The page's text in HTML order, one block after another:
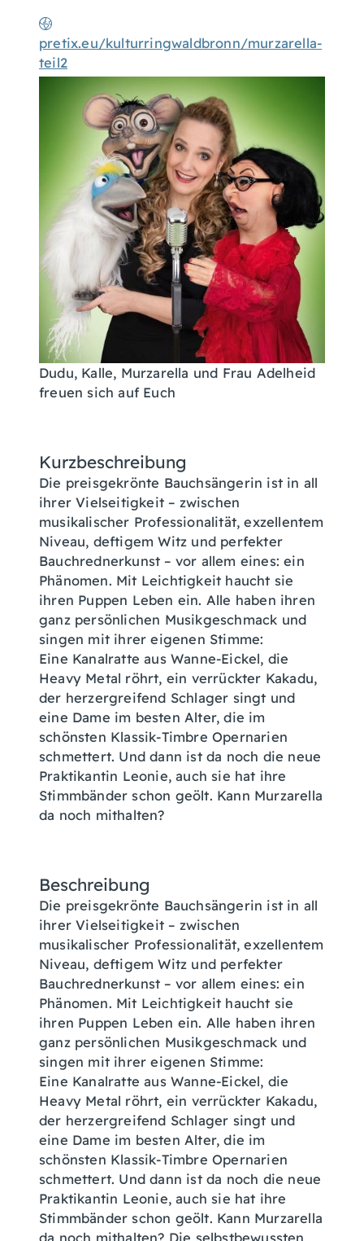
pretix.eu/kulturringwaldbronn/murzarella-
teil2
Dudu, Kalle, Murzarella und Frau Adelheid
freuen sich auf Euch
Kurzbeschreibung
Die preisgekrönte Bauchsängerin ist in all
ihrer Vielseitigkeit – zwischen
musikalischer Professionalität, exzellentem
Niveau, deftigem Witz und perfekter
Bauchrednerkunst – vor allem eines: ein
Phänomen. Mit Leichtigkeit haucht sie
ihren Puppen Leben ein. Alle haben ihren
ganz persönlichen Musikgeschmack und
singen mit ihrer eigenen Stimme:
Eine Kanalratte aus Wanne-Eickel, die
Heavy Metal röhrt, ein verrückter Kakadu,
der herzergreifend Schlager singt und
eine Dame im besten Alter, die im
schönsten Klassik-Timbre Opernarien
schmettert. Und dann ist da noch die neue
Praktikantin Leonie, auch sie hat ihre
Stimmbänder schon geölt. Kann Murzarella
da noch mithalten?
Beschreibung
Die preisgekrönte Bauchsängerin ist in all
ihrer Vielseitigkeit – zwischen
musikalischer Professionalität, exzellentem
Niveau, deftigem Witz und perfekter
Bauchrednerkunst – vor allem eines: ein
Phänomen. Mit Leichtigkeit haucht sie
ihren Puppen Leben ein. Alle haben ihren
ganz persönlichen Musikgeschmack und
singen mit ihrer eigenen Stimme:
Eine Kanalratte aus Wanne-Eickel, die
Heavy Metal röhrt, ein verrückter Kakadu,
der herzergreifend Schlager singt und
eine Dame im besten Alter, die im
schönsten Klassik-Timbre Opernarien
schmettert. Und dann ist da noch die neue
Praktikantin Leonie, auch sie hat ihre
Stimmbänder schon geölt. Kann Murzarella
da noch mithalten? Die selbstbewussten